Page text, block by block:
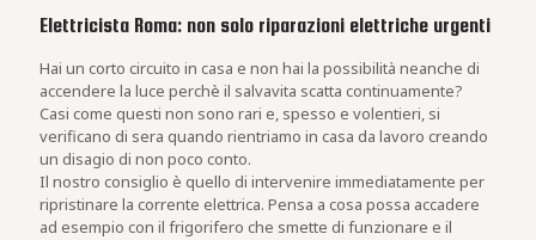
Elettricista Roma: non solo riparazioni elettriche urgenti
Hai un corto circuito in casa e non hai la possibilità neanche di
accendere la luce perchè il salvavita scatta continuamente?
Casi come questi non sono rari e, spesso e volentieri, si
verificano di sera quando rientriamo in casa da lavoro creando
un disagio di non poco conto.
Il nostro consiglio è quello di intervenire immediatamente per
ripristinare la corrente elettrica. Pensa a cosa possa accadere
ad esempio con il frigorifero che smette di funzionare e il